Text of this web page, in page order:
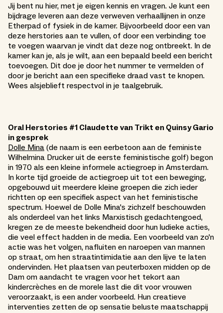
Jij bent nu hier, met je eigen kennis en vragen. Je kunt een
bijdrage leveren aan deze verweven verhaallijnen in onze
Etherpad of fysiek in de kamer. Bijvoorbeeld door een van
deze herstories aan te vullen, of door een verbinding toe
te voegen waarvan je vindt dat deze nog ontbreekt. In de
kamer kan je, als je wilt, aan een bepaald beeld een bericht
toevoegen. Dit doe je door het nummer te vermelden of
door je bericht aan een specifieke draad vast te knopen.
Wees alsjeblieft respectvol in je taalgebruik.
Oral Herstories #1 Claudette van Trikt en Quinsy Gario
in gesprek
Dolle Mina (de naam is een eerbetoon aan de feministe
Wilhelmina Drucker uit de eerste feministische golf) begon
in 1970 als een kleine informele actiegroep in Amsterdam.
In korte tijd groeide de actiegroep uit tot een beweging,
opgebouwd uit meerdere kleine groepen die zich ieder
richtten op een specifiek aspect van het feministische
spectrum. Hoewel de Dolle Mina's zichzelf beschouwden
als onderdeel van het links Marxistisch gedachtengoed,
kregen ze de meeste bekendheid door hun ludieke acties,
die veel effect hadden in de media. Een voorbeeld van zo'n
actie was het volgen, nafluiten en naroepen van mannen
op straat, om hen straatintimidatie aan den lijve te laten
ondervinden. Het plaatsen van peuterboxen midden op de
Dam om aandacht te vragen voor het tekort aan
kindercrèches en de morele last die dit voor vrouwen
veroorzaakt, is een ander voorbeeld. Hun creatieve
interventies zetten de op sensatie beluste maatschappij